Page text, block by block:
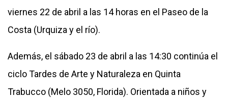
viernes 22 de abril a las 14 horas en el Paseo de la
Costa (Urquiza y el río).
Además, el sábado 23 de abril a las 14:30 continúa el
ciclo Tardes de Arte y Naturaleza en Quinta
Trabucco (Melo 3050, Florida). Orientada a niños y